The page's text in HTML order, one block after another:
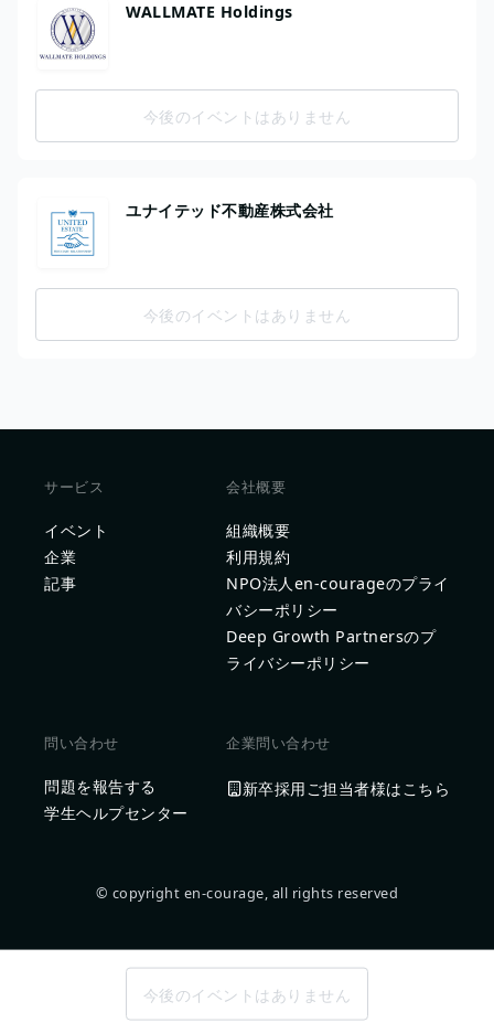
WALLMATE Holdings
今後のイベントはありません
ユナイテッド不動産株式会社
今後のイベントはありません
サービス
イベント
企業
記事
会社概要
組織概要
利用規約
NPO法人en-courageのプライ
バシーポリシー
Deep Growth Partnersのプ
ライバシーポリシー
問い合わせ
問題を報告する
学生ヘルプセンター
企業問い合わせ
新卒採用ご担当者様はこちら
© copyright en-courage, all rights reserved
今後のイベントはありません